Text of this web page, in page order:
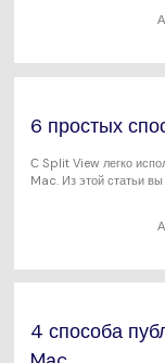
6 простых
С Split View легко
Mac. Из этой статьи
4 способа